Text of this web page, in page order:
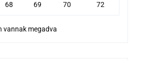
68 69 70 72
vannak megadva